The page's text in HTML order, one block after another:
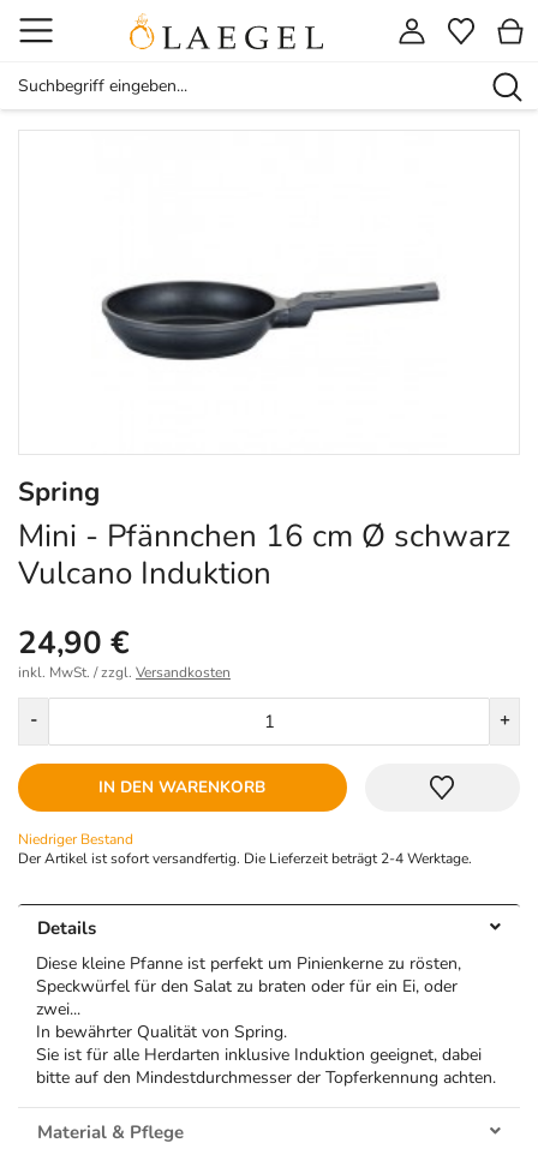
Spring
Mini - Pfännchen 16 cm Ø schwarz
Vulcano Induktion
24,90 €
inkl. MwSt. / zzgl. Versandkosten
- +
IN DEN WARENKORB
Niedriger Bestand
Der Artikel ist sofort versandfertig. Die Lieferzeit beträgt 2-4 Werktage.
Details
Diese kleine Pfanne ist perfekt um Pinienkerne zu rösten,
Speckwürfel für den Salat zu braten oder für ein Ei, oder
zwei...
In bewährter Qualität von Spring.
Sie ist für alle Herdarten inklusive Induktion geeignet, dabei
bitte auf den Mindestdurchmesser der Topferkennung achten.
Material & Pflege